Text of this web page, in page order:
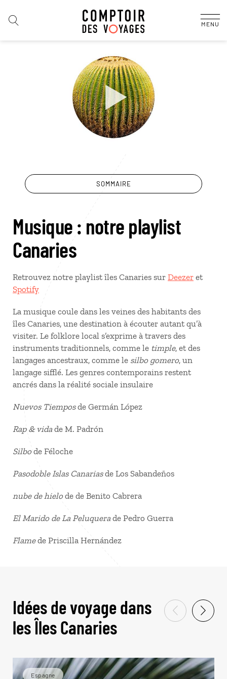
MENU
SOMMAIRE
Musique : notre playlist
Canaries
Retrouvez notre playlist îles Canaries sur Deezer et
Spotify
La musique coule dans les veines des habitants des
îles Canaries, une destination à écouter autant qu’à
visiter. Le folklore local s’exprime à travers des
instruments traditionnels, comme le timple, et des
langages ancestraux, comme le silbo gomero, un
langage sifflé. Les genres contemporains restent
ancrés dans la réalité sociale insulaire
Nuevos Tiemposde Germán López
Rap & vida de M. Padrón
Silbode Féloche
Pasodoble Islas Canariasde Los Sabandeños
nube de hielode de Benito Cabrera
El Marido de La Peluquera de Pedro Guerra
Flamede Priscilla Hernández
Idées de voyage dans
les Îles Canaries
Espagne